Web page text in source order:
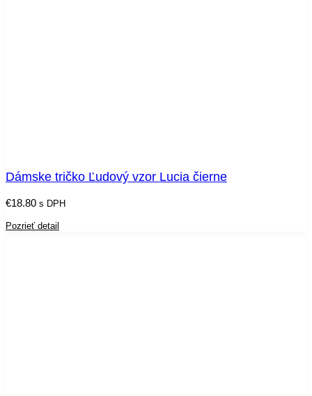
Dámske tričko Ľudový vzor Lucia čierne
€18.80 s DPH
Pozrieť detail